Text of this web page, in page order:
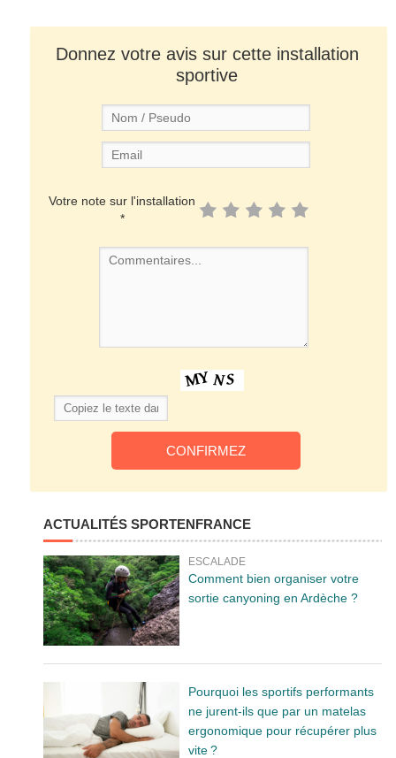
Donnez votre avis sur cette installation
sportive
Votre note sur l'installation
*
ACTUALITÉS SPORTENFRANCE
ESCALADE
Comment bien organiser votre
sortie canyoning en Ardèche ?
Pourquoi les sportifs performants
ne jurent-ils que par un matelas
ergonomique pour récupérer plus
vite ?